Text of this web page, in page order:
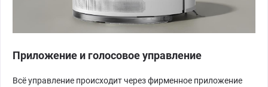
Приложение и голосовое управление
Всё управление происходит через фирменное приложение